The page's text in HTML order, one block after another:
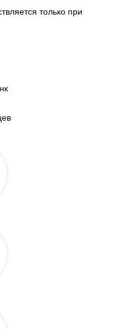
только при